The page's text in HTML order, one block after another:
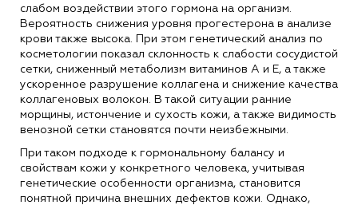
слабом воздействии этого гормона на организм.
Вероятность снижения уровня прогестерона в анализе
крови также высока. При этом генетический анализ по
косметологии показал склонность к слабости сосудистой
сетки, сниженный метаболизм витаминов А и Е, а также
ускоренное разрушение коллагена и снижение качества
коллагеновых волокон. В такой ситуации ранние
морщины, истончение и сухость кожи, а также видимость
венозной сетки становятся почти неизбежными.
При таком подходе к гормональному балансу и
свойствам кожи у конкретного человека, учитывая
генетические особенности организма, становится
понятной причина внешних дефектов кожи. Однако,